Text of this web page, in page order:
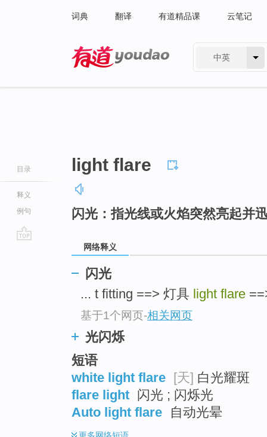
词典 翻译 有道精品课 云笔记
中英
目录
释义
例句
light flare
闪光：指光线或火焰突然亮起并
网络释义
闪光
... t fitting ==> 灯具 light flare
基于1个网页-相关网页
光闪烁
短语
white light flare [天] 白光耀斑
flare light 闪光 ; 闪烁光
Auto light flare
自动光晕
更多网络短语